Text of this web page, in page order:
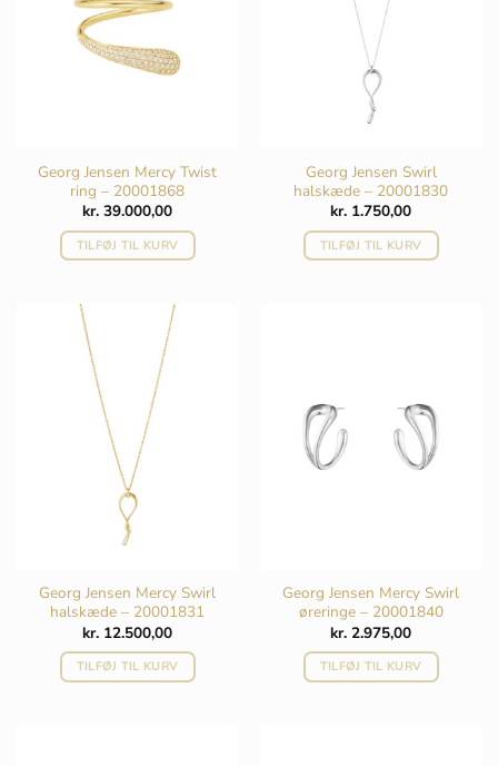
Georg Jensen Mercy Twist
ring – 20001868
kr. 39.000,00
TILFØJ TIL KURV
Georg Jensen Swirl
halskæde – 20001830
kr. 1.750,00
TILFØJ TIL KURV
Georg Jensen Mercy Swirl
halskæde – 20001831
kr. 12.500,00
TILFØJ TIL KURV
Georg Jensen Mercy Swirl
øreringe – 20001840
kr. 2.975,00
TILFØJ TIL KURV